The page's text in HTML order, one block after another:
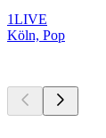
1LIVE
Köln, Pop